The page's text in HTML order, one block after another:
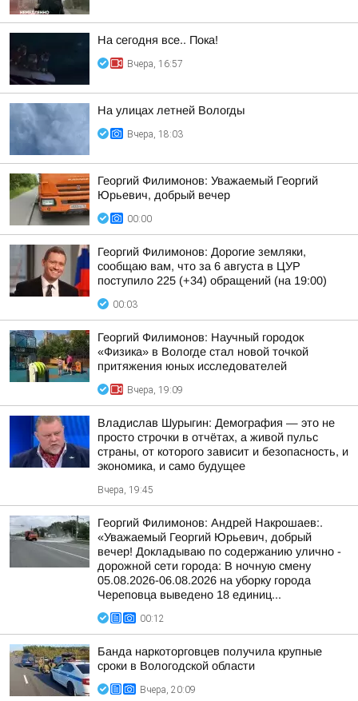
На сегодня все.. Пока!
Вчера, 16:57
На улицах летней Вологды
Вчера, 18:03
Георгий Филимонов: Уважаемый Георгий
Юрьевич, добрый вечер
00:00
Георгий Филимонов: Дорогие земляки,
сообщаю вам, что за 6 августа в ЦУР
поступило 225 (+34) обращений (на 19:00)
00:03
Георгий Филимонов: Научный городок
«Физика» в Вологде стал новой точкой
притяжения юных исследователей
Вчера, 19:09
Владислав Шурыгин: Демография — это не
просто строчки в отчётах, а живой пульс
страны, от которого зависит и безопасность, и
экономика, и само будущее
Вчера, 19:45
Георгий Филимонов: Андрей Накрошаев:.
«Уважаемый Георгий Юрьевич, добрый
вечер! Докладываю по содержанию улично -
дорожной сети города: В ночную смену
05.08.2026-06.08.2026 на уборку города
Череповца выведено 18 единиц...
00:12
Банда наркоторговцев получила крупные
сроки в Вологодской области
Вчера, 20:09